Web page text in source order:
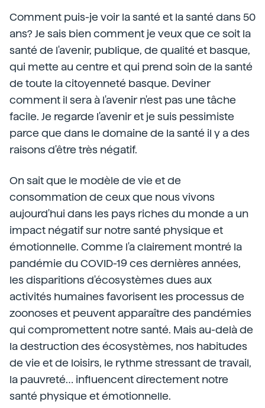
Comment puis-je voir la santé et la santé dans 50
ans? Je sais bien comment je veux que ce soit la
santé de l'avenir, publique, de qualité et basque,
qui mette au centre et qui prend soin de la santé
de toute la citoyenneté basque. Deviner
comment il sera à l'avenir n'est pas une tâche
facile. Je regarde l'avenir et je suis pessimiste
parce que dans le domaine de la santé il y a des
raisons d'être très négatif.
On sait que le modèle de vie et de
consommation de ceux que nous vivons
aujourd'hui dans les pays riches du monde a un
impact négatif sur notre santé physique et
émotionnelle. Comme l'a clairement montré la
pandémie du COVID-19 ces dernières années,
les disparitions d'écosystèmes dues aux
activités humaines favorisent les processus de
zoonoses et peuvent apparaître des pandémies
qui compromettent notre santé. Mais au-delà de
la destruction des écosystèmes, nos habitudes
de vie et de loisirs, le rythme stressant de travail,
la pauvreté… influencent directement notre
santé physique et émotionnelle.